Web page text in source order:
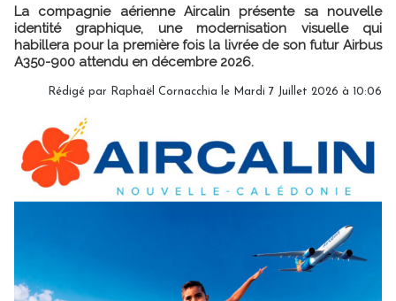
La compagnie aérienne Aircalin présente sa nouvelle
identité graphique, une modernisation visuelle qui
habillera pour la première fois la livrée de son futur Airbus
A350-900 attendu en décembre 2026.
Rédigé par Raphaël Cornacchia le Mardi 7 Juillet 2026 à 10:06